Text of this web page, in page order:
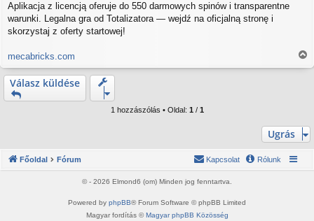
s
Aplikacja z licencją oferuje do 550 darmowych spinów i transparentne
warunki. Legalna gra od Totalizatora — wejdź na oficjalną stronę i
skorzystaj z oferty startowej!
mecabricks.com
t
e
t
Válasz küldése
1 hozzászólás • Oldal: 1 / 1
Ugrás
Főoldal Fórum Rólunk
Kapcsolat
© - 2026 Elmond6 (om) Minden jog fenntartva.
Powered by phpBB® Forum Software © phpBB Limited
Magyar fordítás ©Magyar phpBB Közösség